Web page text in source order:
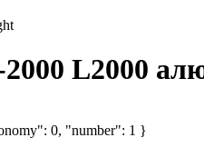
L2000
0, "number": 1 }